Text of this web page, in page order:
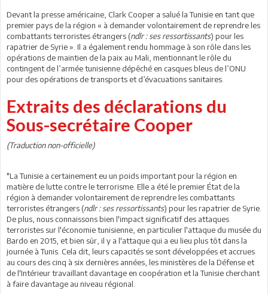
Devant la presse américaine, Clark Cooper a salué la Tunisie en tant que
premier pays de la région « à demander volontairement de reprendre les
combattants terroristes étrangers (ndlr : ses ressortissants) pour les
rapatrier de Syrie ». Il a également rendu hommage à son rôle dans les
opérations de maintien de la paix au Mali, mentionnant le rôle du
contingent de l’armée tunisienne dépêché en casques bleus de l’ONU
pour des opérations de transports et d’évacuations sanitaires.
Extraits des déclarations du
Sous-secrétaire Cooper
(Traduction non-officielle)
"La Tunisie a certainement eu un poids important pour la région en
matière de lutte contre le terrorisme. Elle a été le premier État de la
région à demander volontairement de reprendre les combattants
terroristes étrangers (ndlr : ses ressortissants) pour les rapatrier de Syrie.
De plus, nous connaissons bien l'impact significatif des attaques
terroristes sur l'économie tunisienne, en particulier l'attaque du musée du
Bardo en 2015, et bien sûr, il y a l'attaque qui a eu lieu plus tôt dans la
journée à Tunis. Cela dit, leurs capacités se sont développées et accrues
au cours des cinq à six dernières années, les ministères de la Défense et
de l'Intérieur travaillant davantage en coopération et la Tunisie cherchant
à faire davantage au niveau régional.